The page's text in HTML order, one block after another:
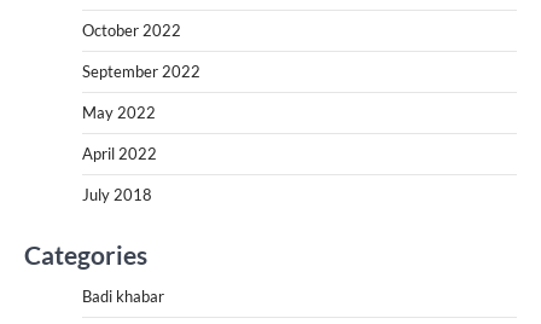
October 2022
September 2022
May 2022
April 2022
July 2018
Categories
Badi khabar